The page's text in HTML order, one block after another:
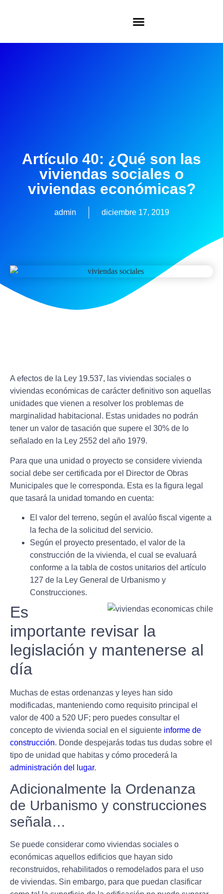
Artículo 40: ¿Qué son las
viviendas sociales o
viviendas económicas?
admin diciembre 17, 2019
A efectos de la Ley 19.537, las viviendas sociales o
viviendas económicas de carácter definitivo son aquellas
unidades que vienen a resolver los problemas de
marginalidad habitacional . Estas unidades no podrán
tener un valor de tasación que supere el 30% de lo
señalado en la Ley 2552 del año 1979.
Para que una unidad o proyecto se considere vivienda
social debe ser certificada por el Director de Obras
Municipales que le corresponda. Esta es la figura legal
que tasará la unidad tomando en cuenta:
El valor del terreno, según el avalúo fiscal vigente a
la fecha de la solicitud del servicio.
Según el proyecto presentado, el valor de la
construcción de la vivienda, el cual se evaluará
conforme a la tabla de costos unitarios del artículo
127 de la Ley General de Urbanismo y
Construcciones.
Es
importante revisar la
legislación y mantenerse al
día
Muchas de estas ordenanzas y leyes han sido
modificadas, manteniendo como requisito principal el
valor de 400 a 520 UF; pero puedes consultar el
concepto de vivienda social en el siguiente informe de
construcción. Donde despejarás todas tus dudas sobre el
tipo de unidad que habitas y cómo procederá la
administración del lugar.
Adicionalmente la Ordenanza
de Urbanismo y construcciones
señala…
Se puede considerar como viviendas sociales o
económicas aquellos edificios que hayan sido
reconstruidos, rehabilitados o remodelados para el uso
de viviendas. Sin embargo, para que puedan clasificar